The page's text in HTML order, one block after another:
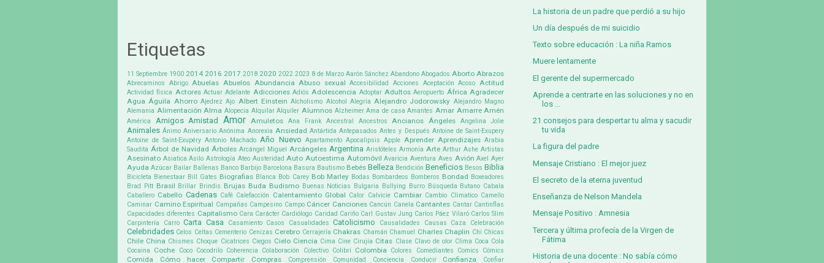
Etiquetas
11 Septiembre 1900 2014 2016 2017 2018 2020 2022 2023 8 de Marzo Aarón Sánchez Abandono Abogados Aborto Abrazos
Abrecaminos Abrigo Abuelas Abuelos Abundancia Abuso sexual Accesibilidad Acciones Aceptación Acoso Actitud
Actividad física Actores Actuar Adelante Adicciones Adiós Adolescencia Adoptar Adultos Aeropuerto África Agradecer
Agua Águila Ahorro Ajedrez Ajo Albert Einstein Alcholismo Alcohol Alegría Alejandro Jodorowsky Alejandro Magno
Alemania Alimentación Alma Alopecia Alquilar Alquiler Alumnos Alzheimer Ama de casa Amantes Amar Amarre Amén
América Amigos Amistad Amor Amuletos Ana Frank Ancestral Ancestros Ancianos Ángeles Angelina Jolie
Animales Ánimo Aniversario Anónima Anorexia Ansiedad Antártida Antepasados Antes y Después Antoine de Saint-Exupery
Antoine de Saint-Exupéry Antonio Machado Año Nuevo Apartamento Apocalipsis Apple Aprender Aprendizajes Arabia
Saudita Árbol de Navidad Árboles Arcángel Miguel Arcángeles Argentina Aristóteles Armonía Arte Arthur Ashe Artistas
Asesinato Asiatica Asilo Astrología Ateo Austeridad Auto Autoestima Automóvil Avaricia Aventura Aves Avión Axel Ayer
Ayuda Azúcar Bailar Ballenas Banco Barbijo Barcelona Basura Bautismo Bebés Belleza Bendición Beneficios Besos Biblia
Bicicleta Bienestaar Bill Gates Biografias Blanca Bob Carey Bob Marley Bodas Bombardeos Bomberos Bondad Boxeadores
Brad Pitt Brasil Brillar Brindis Brujas Buda Budismo Buenas Noticias Bulgaria Bullying Burro Búsqueda Butano Cabala
Caballero Cabello Cadenas Café Calefacción Calentamiento Global Calor Calvicie Cambiar Cambio Climatico Camello
Caminar Camino Espiritual Campañas Campesino Campo Cáncer Canciones Cancún Canela Cantantes Cantar Cantinflas
Capacidades diferentes Capitalismo Cara Carácter Cardiólogo Caridad Cariño Carl Gustav Jung Carlos Páez Vilaró Carlos Slim
Carpintería
Carro Carta Casa Casamiento Casos Casualidades Catolicismo Causalidades Causas Caza Celebración
Celebridades Celos Celtas Cementerio Cenizas Cerebro Cerrajería Chakras Chamán Chamuel Charles Chaplin Chi Chicas
Chile China Chismes Choque Cicatrices Ciegos Cielo Ciencia Cima Cine Cirujía Citas Clase Clavo de olor Clima Coca Cola
Cocaina
Coche Coco Cocodrilo Coherencia Colaboración Colectivo Colibrí Colombia Colores Comediantes Comics Cómics
Comida Cómo hacer Compartir Compras Comprensión Comunidad Conciencia Conducir Confianza Confiar
La historia de un padre que perdió a su hijo
Un día después de mi suicidio
Texto sobre educación : La niña Ramos
Muere lentamente
El gerente del supermercado
Aprende a centrarte en las soluciones y no en
los ...
21 consejos para despertar tu alma y sacudir
tu vida
La figura del padre
Mensaje Cristiano : El mejor juez
El secreto de la eterna juventud
Enseñanza de Nelson Mandela
Mensaje Positivo : Amnesia
Tercera y última profecía de la Virgen de
Fátima
Historia de una docente : No sabía cómo